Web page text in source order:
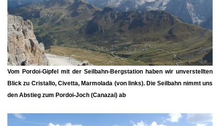
Vom Pordoi-Gipfel mit der Seilbahn-Bergstation haben wir unverstellten
Blick zu Cristallo, Civetta, Marmolada (von links). Die Seilbahn nimmt uns
den Abstieg zum Pordoi-Joch (Canazai) ab